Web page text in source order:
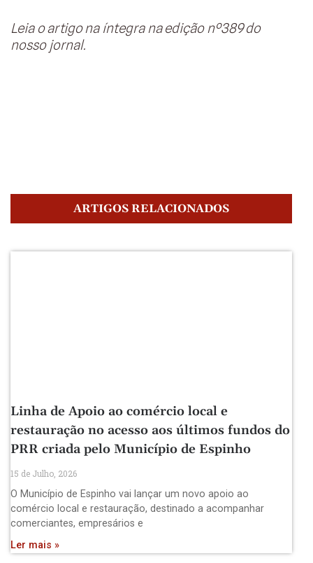
Leia o artigo na íntegra na edição nº389 do
nosso jornal.
ARTIGOS RELACIONADOS
Linha de Apoio ao comércio local e
restauração no acesso aos últimos fundos do
PRR criada pelo Município de Espinho
15 de Julho, 2026
O Município de Espinho vai lançar um novo apoio ao
comércio local e restauração, destinado a acompanhar
comerciantes, empresários e
Ler mais »